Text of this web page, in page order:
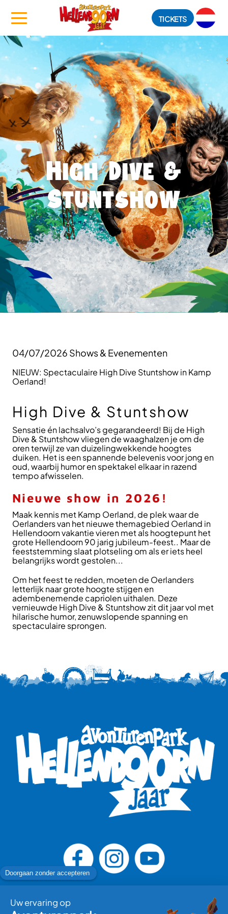
TICKETS
High Dive &
Stuntshow
04/07/2026 Shows & Evenementen
NIEUW: Spectaculaire High Dive Stuntshow in Kamp
Oerland!
High Dive & Stuntshow
Sensatie én lachsalvo’s gegarandeerd! Bij de High
Dive & Stuntshow vliegen de waaghalzen je om de
oren terwijl ze van duizelingwekkende hoogtes
duiken. Het is een spannende belevenis voor jong en
oud, waarbij humor en spektakel elkaar in razend
tempo afwisselen.
Nieuwe show in 2026!
Maak kennis met Kamp Oerland, de plek waar de
Oerlanders van het nieuwe themagebied Oerland in
Hellendoorn vakantie vieren met als hoogtepunt het
grote Hellendoorn 90 jarig jubileum-feest.. Maar de
feeststemming slaat plotseling om als er iets heel
belangrijks wordt gestolen...
Om het feest te redden, moeten de Oerlanders
letterlijk naar grote hoogte stijgen en
adembenemende capriolen uithalen. Deze
vernieuwde High Dive & Stuntshow zit dit jaar vol met
hilarische humor, zenuwslopende spanning en
spectaculaire sprongen.